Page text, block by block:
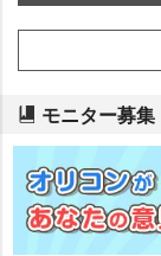
モニター募集